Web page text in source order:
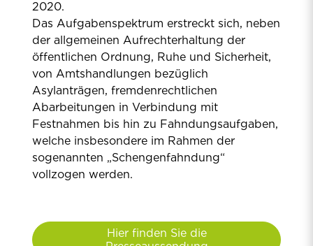
2020.
Das Aufgabenspektrum erstreckt sich, neben
der allgemeinen Aufrechterhaltung der
öffentlichen Ordnung, Ruhe und Sicherheit,
von Amtshandlungen bezüglich
Asylanträgen, fremdenrechtlichen
Abarbeitungen in Verbindung mit
Festnahmen bis hin zu Fahndungsaufgaben,
welche insbesondere im Rahmen der
sogenannten „Schengenfahndung“
vollzogen werden.
Hier finden Sie die